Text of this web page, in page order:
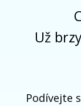
Už
Podívejte